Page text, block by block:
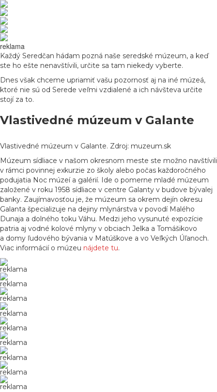
reklama
Každý Seredčan hádam pozná naše seredské múzeum, a keď
ste ho ešte nenavštívili, určite sa tam niekedy vyberte.
Dnes však chceme upriamiť vašu pozornosť aj na iné múzeá,
ktoré nie sú od Serede veľmi vzdialené a ich návšteva určite
stojí za to.
Vlastivedné múzeum v Galante
Vlastivedné múzeum v Galante. Zdroj: muzeum.sk
Múzeum sídliace v našom okresnom meste ste možno navštívili
v rámci povinnej exkurzie zo školy alebo počas každoročného
podujatia Noc múzeí a galérií. Ide o pomerne mladé múzeum
založené v roku 1958 sídliace v centre Galanty v budove bývalej
banky. Zaujímavosťou je, že múzeum sa okrem dejín okresu
Galanta špecializuje na dejiny mlynárstva v povodí Malého
Dunaja a dolného toku Váhu. Medzi jeho vysunuté expozície
patria aj vodné kolové mlyny v obciach Jelka a Tomášikovo
a domy ľudového bývania v Matúškove a vo Veľkých Úľanoch.
Viac informácií o múzeu nájdete tu.
reklama
reklama
reklama
reklama
reklama
reklama
reklama
reklama
reklama